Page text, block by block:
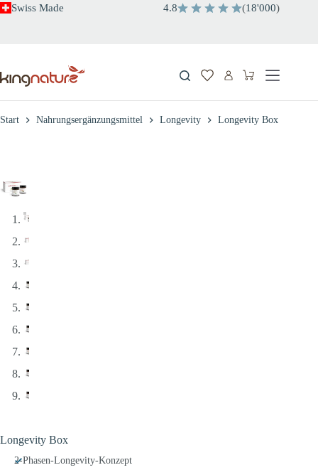
ZumSwiss Made 4.8 (18'000)
Warenkorb
Start Nahrungsergänzungsmittel Longevity Longevity Box
Longevity Box
2-Phasen-Longevity-Konzept